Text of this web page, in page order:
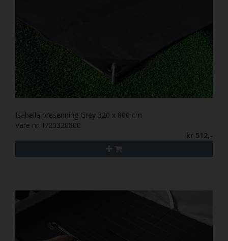
Isabella presenning Grey 320 x 800 cm
Vare nr. I720320800
kr 512,-